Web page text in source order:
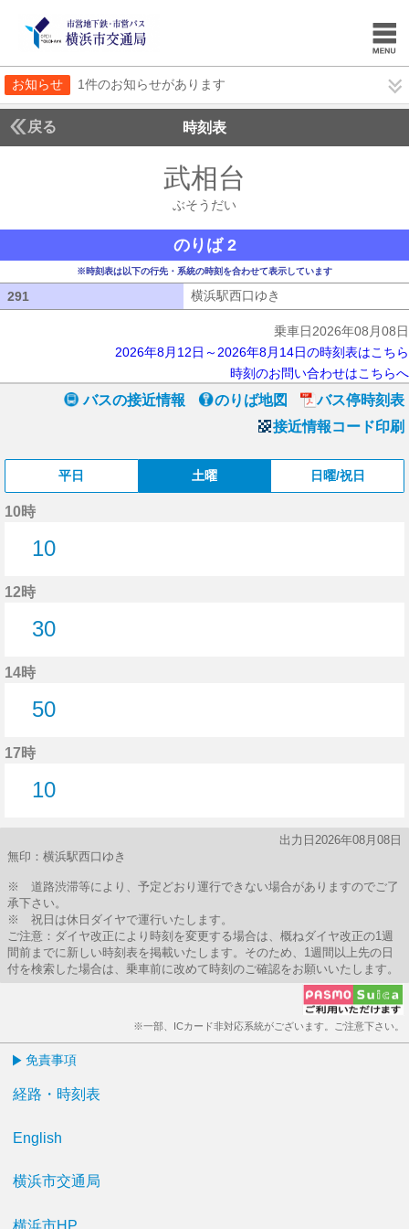
お知らせ 1件のお知らせがあります
戻る 時刻表
武相台
ぶそうだい
のりば 2
※時刻表は以下の行先・系統の時刻を合わせて表示しています
291 横浜駅西口ゆき
乗車日2026年08月08日
2026年8月12日～2026年8月14日の時刻表はこちら
時刻のお問い合わせはこちらへ
バスの接近情報 のりば地図
バス停時刻表
接近情報コード印刷
平日 土曜 日曜/祝日
10時
10
12時
30
14時
50
17時
10
出力日2026年08月08日
無印：横浜駅西口ゆき
※ 道路渋滞等により、予定どおり運行できない場合がありますのでご了
承下さい。
※ 祝日は休日ダイヤで運行いたします。
ご注意：ダイヤ改正により時刻を変更する場合は、概ねダイヤ改正の1週
間前までに新しい時刻表を掲載いたします。そのため、1週間以上先の日
付を検索した場合は、乗車前に改めて時刻のご確認をお願いいたします。
※一部、ICカード非対応系統がございます。ご注意下さい。
免責事項
経路・時刻表
English
横浜市交通局
横浜市HP